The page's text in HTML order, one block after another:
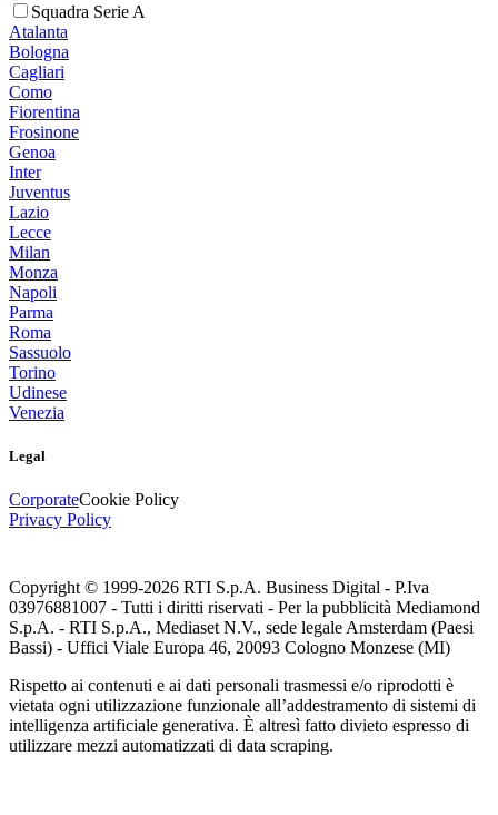
Squadra Serie A
Atalanta
Bologna
Cagliari
Como
Fiorentina
Frosinone
Genoa
Inter
Juventus
Lazio
Lecce
Milan
Monza
Napoli
Parma
Roma
Sassuolo
Torino
Udinese
Venezia
Legal
CorporateCookie Policy
Privacy Policy
Copyright © 1999-2026 RTI S.p.A. Business Digital - P.Iva
03976881007 - Tutti i diritti riservati - Per la pubblicità Mediamond
S.p.A. - RTI S.p.A., Mediaset N.V., sede legale Amsterdam (Paesi
Bassi) - Uffici Viale Europa 46, 20093 Cologno Monzese (MI)
Rispetto ai contenuti e ai dati personali trasmessi e/o riprodotti è
vietata ogni utilizzazione funzionale all’addestramento di sistemi di
intelligenza artificiale generativa. È altresì fatto divieto espresso di
utilizzare mezzi automatizzati di data scraping.